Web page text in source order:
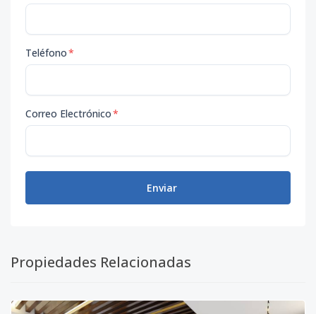
Teléfono*
Correo Electrónico*
Enviar
Propiedades Relacionadas